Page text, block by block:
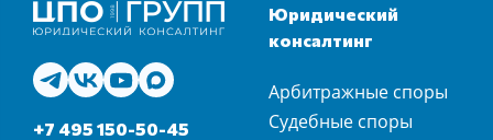
+7 495 150-50-45
Юридический
консалтинг
Арбитражные споры
Судебные споры